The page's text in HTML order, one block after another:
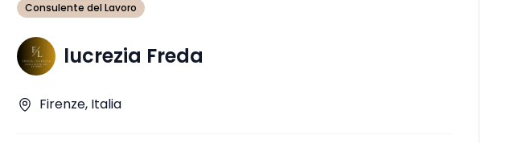
Consulente del Lavoro
lucrezia Freda
Firenze, Italia